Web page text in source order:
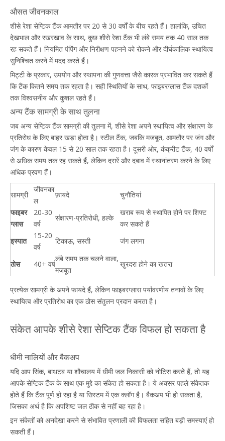
औसत जीवनकाल
शीसे रेशा सेप्टिक टैंक आमतौर पर 20 से 30 वर्षों के बीच रहते हैं। हालांकि, उचित
देखभाल और रखरखाव के साथ, कुछ शीसे रेशा टैंक भी लंबे समय तक 40 साल तक
रह सकते हैं। नियमित पंपिंग और निरीक्षण पहनने को रोकने और दीर्घकालिक स्थायित्व
सुनिश्चित करने में मदद करते हैं।
मिट्टी के प्रकार, उपयोग और स्थापना की गुणवत्ता जैसे कारक प्रभावित कर सकते हैं
कि टैंक कितने समय तक रहता है। सही स्थितियों के साथ, फाइबरग्लास टैंक दशकों
तक विश्वसनीय और कुशल रहते हैं।
अन्य टैंक सामग्री के साथ तुलना
जब अन्य सेप्टिक टैंक सामग्री की तुलना में, शीसे रेशा अपने स्थायित्व और संक्षारण के
प्रतिरोध के लिए बाहर खड़ा होता है। स्टील टैंक, जबकि मजबूत, आमतौर पर जंग और
जंग के कारण केवल 15 से 20 साल तक रहता है। दूसरी ओर, कंक्रीट टैंक, 40 वर्षों
से अधिक समय तक रह सकते हैं, लेकिन दरारें और दबाव में स्थानांतरण करने के लिए
अधिक प्रवण हैं।
सामग्री
जीवनका
ल
फ़ायदे
चुनौतियां
फाइबर
ग्लास
20-30
वर्ष
संक्षारण-प्रतिरोधी, हल्के
खराब रूप से स्थापित होने पर शिफ्ट
कर सकते हैं
इस्पात
15-20
वर्ष
टिकाऊ, सस्ती जंग लगना
ठोस 40+ वर्ष
लंबे समय तक चलने वाला,
मजबूत
खुरदरा होने का खतरा
प्रत्येक सामग्री के अपने फायदे हैं, लेकिन फाइबरग्लास पर्यावरणीय तनावों के लिए
स्थायित्व और प्रतिरोध का एक ठोस संतुलन प्रदान करता है।
संकेत आपके शीसे रेशा सेप्टिक टैंक विफल हो सकता है
धीमी नालियों और बैकअप
यदि आप सिंक, बाथटब या शौचालय में धीमी जल निकासी को नोटिस करते हैं, तो यह
आपके सेप्टिक टैंक के साथ एक मुद्दे का संकेत हो सकता है। ये अक्सर पहले संकेतक
होते हैं कि टैंक पूर्ण हो रहा है या सिस्टम में एक क्लॉग है। बैकअप भी हो सकता है,
जिसका अर्थ है कि अपशिष्ट जल ठीक से नहीं बह रहा है।
इन संकेतों को अनदेखा करने से संभावित प्रणाली की विफलता सहित बड़ी समस्याएं हो
सकती हैं।